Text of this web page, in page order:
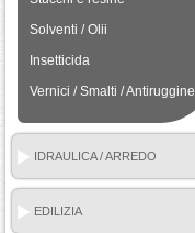
Solventi / Olii
Insetticida
Vernici / Smalti / Antiruggine
IDRAULICA / ARREDO
BAGNO
EDILIZIA